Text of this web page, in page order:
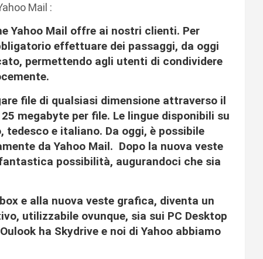
Mail :
Yahoo Mail offre ai nostri clienti. Per
effettuare dei passaggi, da oggi
permettendo agli utenti di condividere
file di qualsiasi dimensione attraverso il
megabyte per file. Le lingue disponibili su
tedesco e italiano. Da oggi, è possibile
da Yahoo Mail. Dopo la nuova veste
possibilità, augurandoci che sia
e alla nuova veste grafica, diventa un
utilizzabile ovunque, sia sui PC Desktop
ha Skydrive e noi di Yahoo abbiamo